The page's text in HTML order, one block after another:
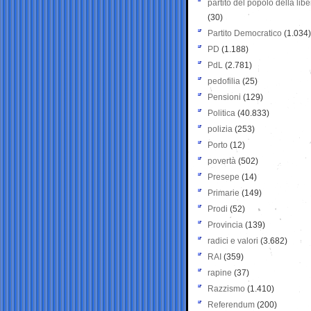
partito del popolo della
(30)
Partito Democratico (1.034)
PD (1.188)
PdL (2.781)
pedofilia (25)
Pensioni (129)
Politica (40.833)
polizia (253)
Porto (12)
povertà (502)
Presepe (14)
Primarie (149)
Prodi (52)
Provincia (139)
radici e valori (3.682)
RAI (359)
rapine (37)
Razzismo (1.410)
Referendum (200)